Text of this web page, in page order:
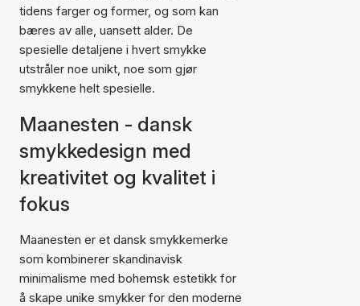
tidens farger og former, og som kan
bæres av alle, uansett alder. De
spesielle detaljene i hvert smykke
utstråler noe unikt, noe som gjør
smykkene helt spesielle.
Maanesten - dansk
smykkedesign med
kreativitet og kvalitet i
fokus
Maanesten er et dansk smykkemerke
som kombinerer skandinavisk
minimalisme med bohemsk estetikk for
å skape unike smykker for den moderne